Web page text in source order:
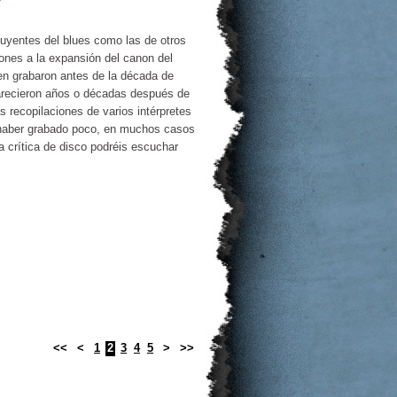
del blues como las de otros
a la expansión del canon del
grabaron antes de la década de
años o décadas después de
recopilaciones de varios intérpretes
grabado poco, en muchos casos
crítica de disco podréis escuchar
<< < 1 2 3 4 5 > >>